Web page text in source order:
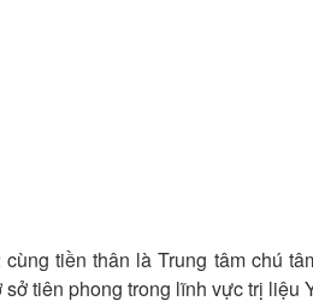
tiền thân là Trung tâm chú
tiên phong trong lĩnh vực trị liệu